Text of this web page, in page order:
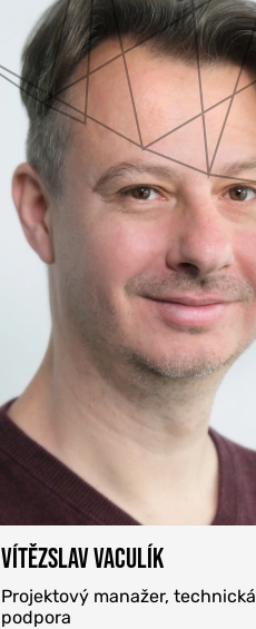
VÍTĚZSLAV VACULÍK
Projektový manažer, technická
podpora